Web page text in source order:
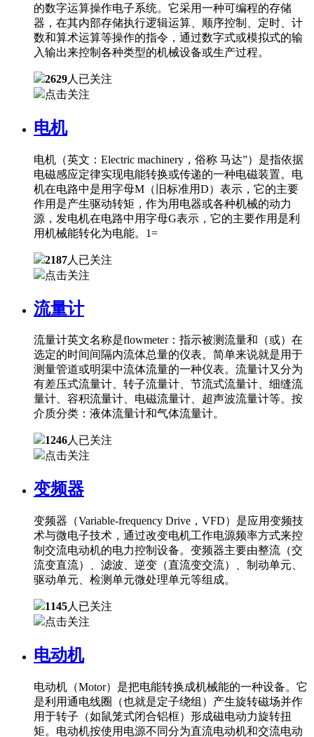
的数字运算操作电子系统。它采用一种可编程的存储
器，在其内部存储执行逻辑运算、顺序控制、定时、计
数和算术运算等操作的指令，通过数字式或模拟式的输
入输出来控制各种类型的机械设备或生产过程。
2629人已关注
点击关注
电机
电机（英文：Electric machinery，俗称 马达”）是指依据
电磁感应定律实现电能转换或传递的一种电磁装置。电
机在电路中是用字母M（旧标准用D）表示，它的主要
作用是产生驱动转矩，作为用电器或各种机械的动力
源，发电机在电路中用字母G表示，它的主要作用是利
用机械能转化为电能。1=
2187人已关注
点击关注
流量计
流量计英文名称是flowmeter：指示被测流量和（或）在
选定的时间间隔内流体总量的仪表。简单来说就是用于
测量管道或明渠中流体流量的一种仪表。流量计又分为
有差压式流量计、转子流量计、节流式流量计、细缝流
量计、容积流量计、电磁流量计、超声波流量计等。按
介质分类：液体流量计和气体流量计。
1246人已关注
点击关注
变频器
变频器（Variable-frequency Drive，VFD）是应用变频技
术与微电子技术，通过改变电机工作电源频率方式来控
制交流电动机的电力控制设备。变频器主要由整流（交
流变直流）、滤波、逆变（直流变交流）、制动单元、
驱动单元、检测单元微处理单元等组成。
1145人已关注
点击关注
电动机
电动机（Motor）是把电能转换成机械能的一种设备。它
是利用通电线圈（也就是定子绕组）产生旋转磁场并作
用于转子（如鼠笼式闭合铝框）形成磁电动力旋转扭
矩。电动机按使用电源不同分为直流电动机和交流电动